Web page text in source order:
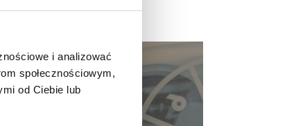
i analizować
społecznościowym,
od Ciebie lub